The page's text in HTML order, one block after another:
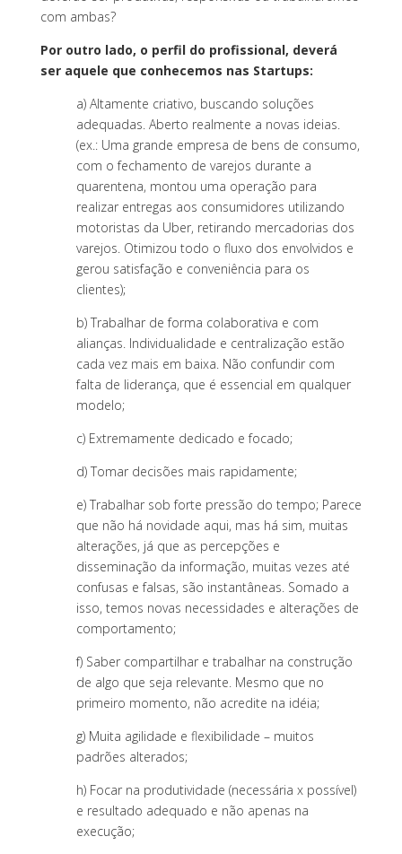
com ambas?
Por outro lado, o perfil do profissional, deverá
ser aquele que conhecemos nas Startups:
a) Altamente criativo, buscando soluções
adequadas. Aberto realmente a novas ideias.
(ex.: Uma grande empresa de bens de consumo,
com o fechamento de varejos durante a
quarentena, montou uma operação para
realizar entregas aos consumidores utilizando
motoristas da Uber, retirando mercadorias dos
varejos. Otimizou todo o fluxo dos envolvidos e
gerou satisfação e conveniência para os
clientes);
b) Trabalhar de forma colaborativa e com
alianças. Individualidade e centralização estão
cada vez mais em baixa. Não confundir com
falta de liderança, que é essencial em qualquer
modelo;
c) Extremamente dedicado e focado;
d) Tomar decisões mais rapidamente;
e) Trabalhar sob forte pressão do tempo; Parece
que não há novidade aqui, mas há sim, muitas
alterações, já que as percepções e
disseminação da informação, muitas vezes até
confusas e falsas, são instantâneas. Somado a
isso, temos novas necessidades e alterações de
comportamento;
f) Saber compartilhar e trabalhar na construção
de algo que seja relevante. Mesmo que no
primeiro momento, não acredite na idéia;
g) Muita agilidade e flexibilidade – muitos
padrões alterados;
h) Focar na produtividade (necessária x possível)
e resultado adequado e não apenas na
execução;